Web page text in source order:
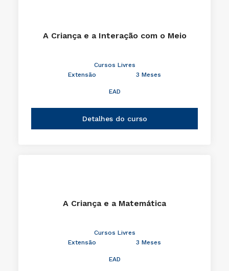
A Criança e a Interação com o Meio
Cursos Livres
Extensão
3 Meses
EAD
Detalhes do curso
A Criança e a Matemática
Cursos Livres
Extensão
3 Meses
EAD